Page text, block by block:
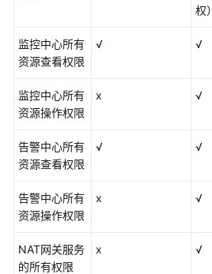
权）
监控中心所有
资源查看权限
√ √
监控中心所有
资源操作权限
x √
告警中心所有
资源查看权限
√ √
告警中心所有
资源操作权限
x √
NAT网关服务
的所有权限
x √